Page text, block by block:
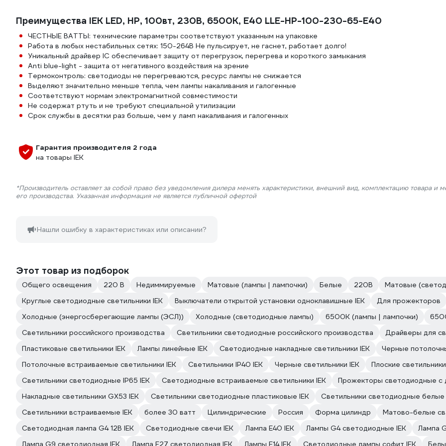
Преимущества IEK LED, HP, 100вт, 230В, 6500К, E40 LLE-HP-100-230-65-E40
ЧЕСТНЫЕ ВАТТЫ: технические параметры соответствуют указанным на упаковке
Работа в любых нестабильных сетях: 150-264В Не пульсирует, не гаснет, работает долго!
Уникальный драйвер IC обеспечивает защиту от перегрузок, перегрева и короткого замыкания
Anti blue-light - защита от негативного воздействия на зрение
Термоконтроль: светодиоды не перегреваются, ресурс лампы не снижается
Выделяют значительно меньше тепла, чем лампы накаливания и галогенные
Соответствуют нормам электромагнитной совместимости
Не содержат ртуть и не требуют специальной утилизации
Срок службы в десятки раз больше, чем у ламп накаливания и галогенных
Гарантия производителя 2 года
на товары IEK
*Производитель оставляет за собой право без уведомления дилера менять характеристики, внешний вид, комплектацию товара и
его производства. Указанная информация не является публичной офертой
Нашли ошибку в характеристиках или описании?
Этот товар из подборок
Общего освещения 220 В Недиммируемые Матовые (лампы | лампочки) Белые 220В
Матовые
Круглые светодиодные светильники IEK
Выключатели открытой установки одноклавишные IEK
Для прожекторов
Холодные (энергосберегающие лампы (ЭСЛ))
Холодные (светодиодные лампы) 6500К (лампы | лампочки)
Светильники российского производства
Светильники светодиодные российского производства
Драйверы для
Пластиковые светильники IEK
Лампы линейные IEK Светодиодные накладные светильники IEK
Черные
Потолочные встраиваемые светильники IEK
Светильники IP40 IEK Черные светильники IEK
Плоские
Светильники светодиодные IP65 IEK
Светодиодные встраиваемые светильники IEK
Прожекторы светодиодные с
Накладные светильники GX53 IEK
Светильники светодиодные пластиковые IEK
Светильники светодиодные белые
Светильники встраиваемые IEK
более 30 ватт Цилиндрические Россия Форма цилиндр
Матово-белые
Светодиодная лампа G4 12В IEK
Светодиодные свечи IEK Лампа E40 IEK Лампы G4 светодиодные IEK
Лампа
Лампа G9 светодиодная IEK
Лампа E27 светодиодная IEK Лампы E14 IEK Светодиодные лампы софит IEK